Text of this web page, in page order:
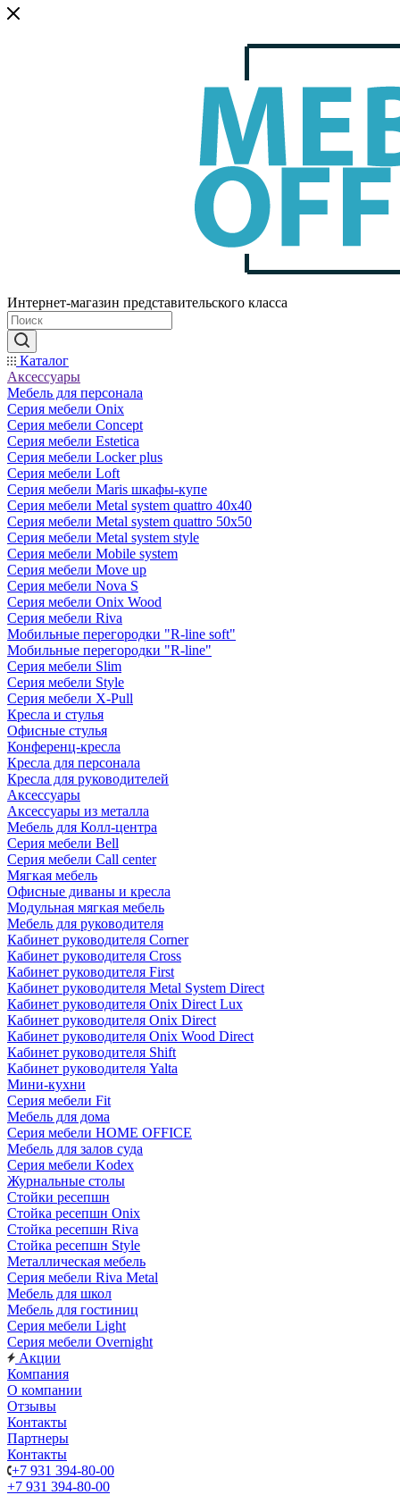
Интернет-магазин представительского класса
Каталог
Аксессуары
Мебель для персонала
Серия мебели Onix
Серия мебели Concept
Серия мебели Estetica
Серия мебели Locker plus
Серия мебели Loft
Серия мебели Maris шкафы-купе
Серия мебели Metal system quattro 40x40
Серия мебели Metal system quattro 50x50
Серия мебели Metal system style
Серия мебели Mobile system
Серия мебели Move up
Серия мебели Nova S
Серия мебели Onix Wood
Серия мебели Riva
Мобильные перегородки "R-line soft"
Мобильные перегородки "R-line"
Серия мебели Slim
Серия мебели Style
Серия мебели X-Pull
Кресла и стулья
Офисные стулья
Конференц-кресла
Кресла для персонала
Кресла для руководителей
Аксессуары
Аксессуары из металла
Мебель для Колл-центра
Серия мебели Bell
Серия мебели Call center
Мягкая мебель
Офисные диваны и кресла
Модульная мягкая мебель
Мебель для руководителя
Кабинет руководителя Corner
Кабинет руководителя Cross
Кабинет руководителя First
Кабинет руководителя Metal System Direct
Кабинет руководителя Onix Direct Lux
Кабинет руководителя Onix Direct
Кабинет руководителя Onix Wood Direct
Кабинет руководителя Shift
Кабинет руководителя Yalta
Мини-кухни
Серия мебели Fit
Мебель для дома
Серия мебели HOME OFFICE
Мебель для залов суда
Серия мебели Kodex
Журнальные столы
Стойки ресепшн
Стойка ресепшн Onix
Стойка ресепшн Riva
Стойка ресепшн Style
Металлическая мебель
Серия мебели Riva Metal
Мебель для школ
Мебель для гостиниц
Серия мебели Light
Серия мебели Overnight
Акции
Компания
О компании
Отзывы
Контакты
Партнеры
Контакты
+7 931 394-80-00
+7 931 394-80-00